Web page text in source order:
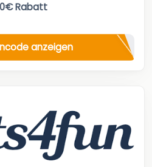
Rabatt
anzeigen